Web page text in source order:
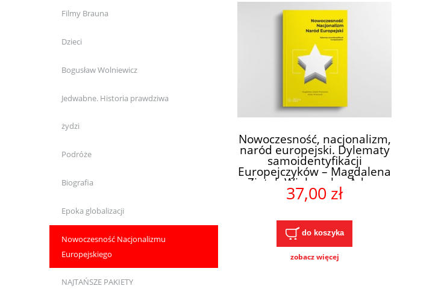
Filmy Brauna
Dzieci
Bogusław Wolniewicz
Jedwabne. Historia prawdziwa
żydzi
Podróże
Biografia
Epoka globalizacji
Nowoczesność Nacjonalizmu
Europejskiego
NAJTAŃSZE PAKIETY
Nowoczesność, nacjonalizm,
naród europejski. Dylematy
samoidentyfikacji
Europejczyków – Magdalena
Ziętek-Wielomska, Adam
Wielomski
37,00 zł
do koszyka
zobacz więcej